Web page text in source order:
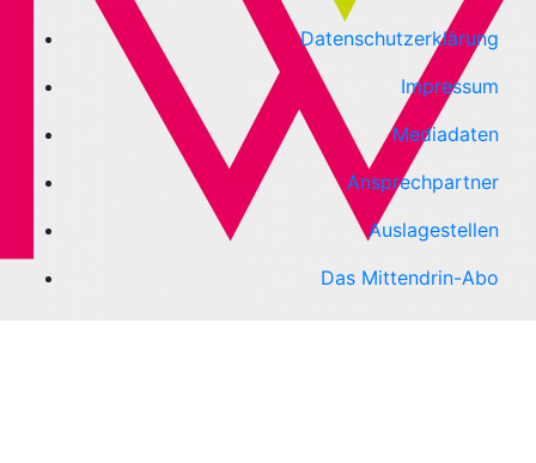
Datenschutzerklärung
Impressum
Mediadaten
Ansprechpartner
Auslagestellen
Das Mittendrin-Abo